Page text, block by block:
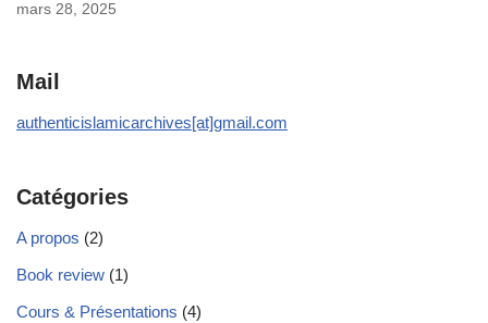
mars 28, 2025
Mail
authenticislamicarchives[at]gmail.com
Catégories
A propos (2)
Book review (1)
Cours & Présentations (4)